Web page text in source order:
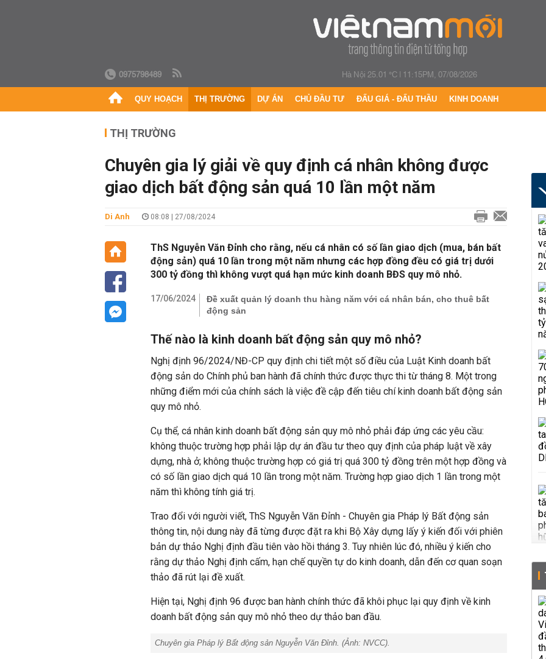
0975798489 Hà Nội 25.01 °C| 11:15PM, 07/08/2026
QUY HOẠCH THỊ TRƯỜNG DỰ ÁN CHỦ ĐẦU TƯ ĐẤU GIÁ - ĐẤU THẦU KINH DOANH
THỊ TRƯỜNG
Chuyên gia lý giải về quy định cá nhân không được
giao dịch bất động sản quá 10 lần một năm
Di Anh 08:08 | 27/08/2024
ThS Nguyễn Văn Đỉnh cho rằng, nếu cá nhân có số lần giao dịch (mua, bán bất
động sản) quá 10 lần trong một năm nhưng các hợp đồng đều có giá trị dưới
300 tỷ đồng thì không vượt quá hạn mức kinh doanh BĐS quy mô nhỏ.
17/06/2024
Đề xuất quản lý doanh thu hàng năm với cá nhân bán, cho thuê bất
động sản
Thế nào là kinh doanh bất động sản quy mô nhỏ?
Nghị định 96/2024/NĐ-CP quy định chi tiết một số điều của Luật Kinh doanh bất
động sản do Chính phủ ban hành đã chính thức được thực thi từ tháng 8. Một trong
những điểm mới của chính sách là việc đề cập đến tiêu chí kinh doanh bất động sản
quy mô nhỏ.
Cụ thể, cá nhân kinh doanh bất động sản quy mô nhỏ phải đáp ứng các yêu cầu:
không thuộc trường hợp phải lập dự án đầu tư theo quy định của pháp luật về xây
dựng, nhà ở; không thuộc trường hợp có giá trị quá 300 tỷ đồng trên một hợp đồng và
có số lần giao dịch quá 10 lần trong một năm. Trường hợp giao dịch 1 lần trong một
năm thì không tính giá trị.
Trao đổi với người viết, ThS Nguyễn Văn Đỉnh - Chuyên gia Pháp lý Bất động sản
thông tin, nội dung này đã từng được đặt ra khi Bộ Xây dựng lấy ý kiến đối với phiên
bản dự thảo Nghị định đầu tiên vào hồi tháng 3. Tuy nhiên lúc đó, nhiều ý kiến cho
rằng dự thảo Nghị định cấm, hạn chế quyền tự do kinh doanh, dẫn đến cơ quan soạn
thảo đã rút lại đề xuất.
Hiện tại, Nghị định 96 được ban hành chính thức đã khôi phục lại quy định về kinh
doanh bất động sản quy mô nhỏ theo dự thảo ban đầu.
Chuyên gia Pháp lý Bất động sản Nguyễn Văn Đỉnh. (Ảnh: NVCC).